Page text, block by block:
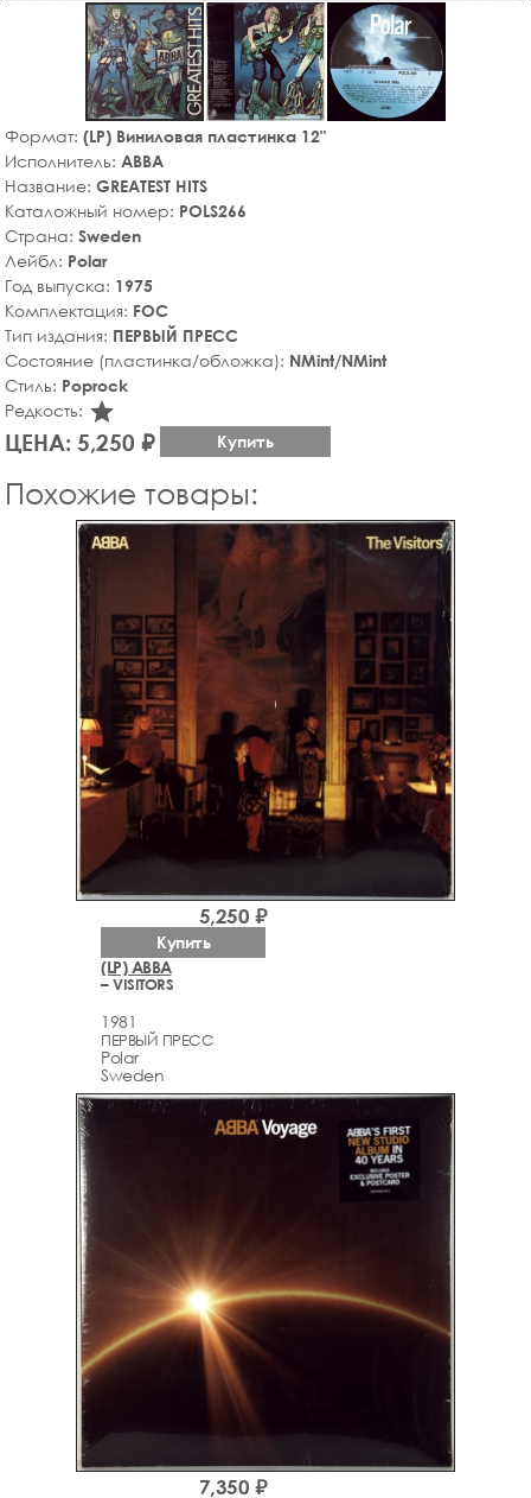
Формат: (LP) Виниловая пластинка 12"
Исполнитель: ABBA
Название: GREATEST HITS
Каталожный номер: POLS266
Страна: Sweden
Лейбл: Polar
Год выпуска: 1975
Комплектация: FOC
Тип издания: ПЕРВЫЙ ПРЕСС
Состояние (пластинка/обложка): NMint/NMint
Стиль: Poprock
Редкость: star_rate
ЦЕНА: 5,250 ₽ Купить
Похожие товары:
(LP) ABBA
– VISITORS
1981
ПЕРВЫЙ ПРЕСС
Polar
Sweden
5,250 ₽
Купить
7,350 ₽